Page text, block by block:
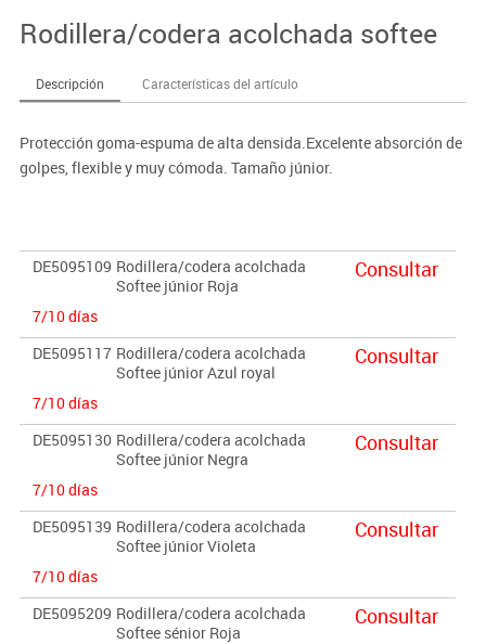
Rodillera/codera acolchada softee
Descripción Características del artículo
Protección goma-espuma de alta densida.Excelente absorción de
golpes, flexible y muy cómoda. Tamaño júnior.
DE5095109 Rodillera/codera acolchada
Softee júnior Roja
7/10 días
Consultar
DE5095117 Rodillera/codera acolchada
Softee júnior Azul royal
7/10 días
Consultar
DE5095130 Rodillera/codera acolchada
Softee júnior Negra
7/10 días
Consultar
DE5095139 Rodillera/codera acolchada
Softee júnior Violeta
7/10 días
Consultar
DE5095209 Rodillera/codera acolchada
Softee sénior Roja
Consultar